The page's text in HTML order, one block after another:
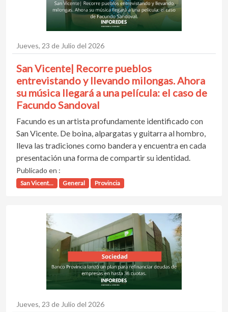
Jueves, 23 de Julio del 2026
San Vicente| Recorre pueblos
entrevistando y llevando milongas. Ahora
su música llegará a una película: el caso de
Facundo Sandoval
Facundo es un artista profundamente identificado con
San Vicente. De boina, alpargatas y guitarra al hombro,
lleva las tradiciones como bandera y encuentra en cada
presentación una forma de compartir su identidad.
Publicado en :
San Vicent... General Provincia
Jueves, 23 de Julio del 2026